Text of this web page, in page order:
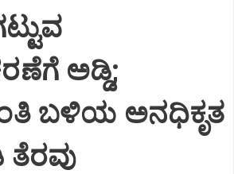
ಅಡ್ಡಿ;
ಬಳಿಯ ಅನಧಿಕೃತ